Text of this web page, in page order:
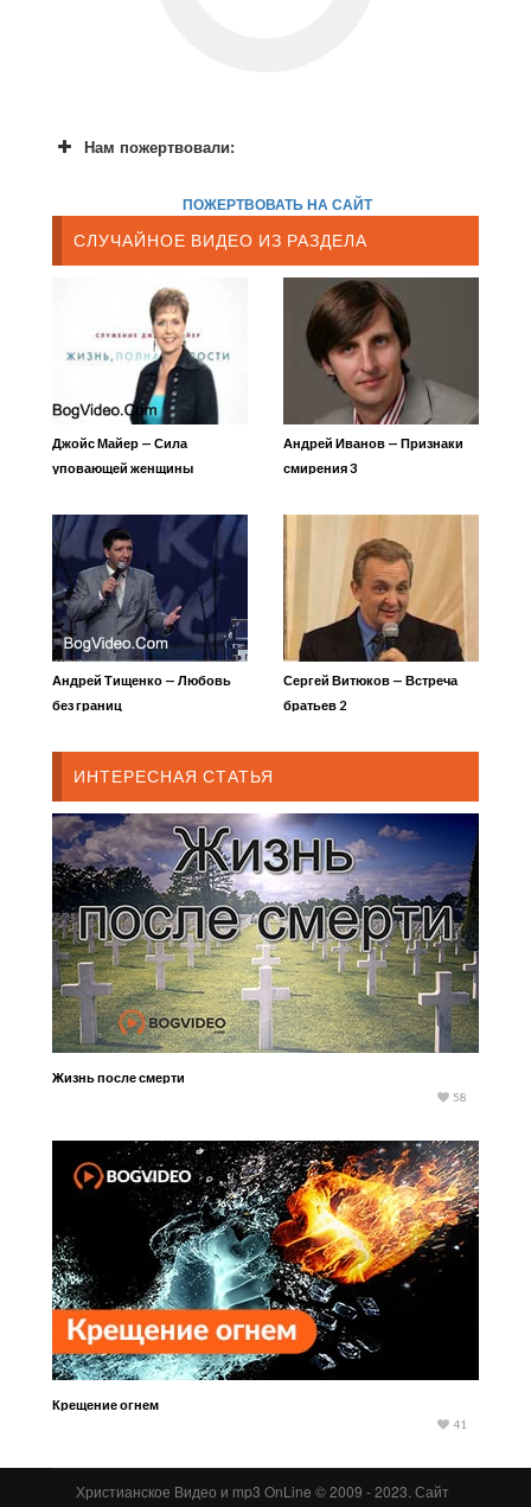
Нам пожертвовали:
ПОЖЕРТВОВАТЬ НА САЙТ
СЛУЧАЙНОЕ ВИДЕО ИЗ РАЗДЕЛА
Джойс Майер — Сила
уповающей женщины
Андрей Иванов — Признаки
смирения 3
Андрей Тищенко — Любовь
без границ
Сергей Витюков — Встреча
братьев 2
ИНТЕРЕСНАЯ СТАТЬЯ
Жизнь после смерти
58
Крещение огнем
41
Христианское Видео и mp3 OnLine © 2009 - 2023. Сайт